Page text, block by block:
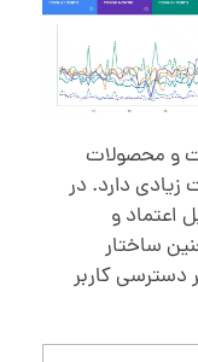
و محصولات
زیادی دارد. در
اعتماد و
ساختار
کاربر